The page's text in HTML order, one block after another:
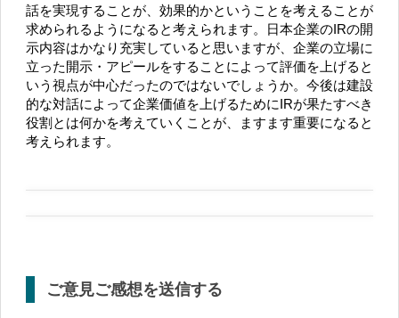
話を実現することが、効果的かということを考えることが
求められるようになると考えられます。日本企業のIRの開
示内容はかなり充実していると思いますが、企業の立場に
立った開示・アピールをすることによって評価を上げると
いう視点が中心だったのではないでしょうか。今後は建設
的な対話によって企業価値を上げるためにIRが果たすべき
役割とは何かを考えていくことが、ますます重要になると
考えられます。
ご意見ご感想を送信する